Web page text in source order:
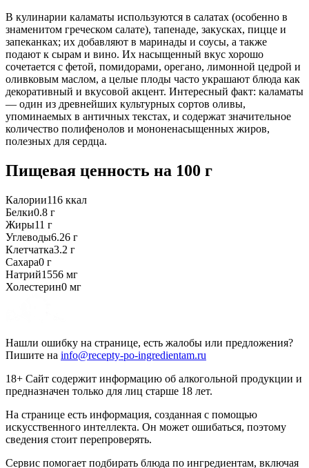
В кулинарии каламаты используются в салатах (особенно в
знаменитом греческом салате), тапенаде, закусках, пицце и
запеканках; их добавляют в маринады и соусы, а также
подают к сырам и вино. Их насыщенный вкус хорошо
сочетается с фетой, помидорами, орегано, лимонной цедрой и
оливковым маслом, а целые плоды часто украшают блюда как
декоративный и вкусовой акцент. Интересный факт: каламаты
— один из древнейших культурных сортов оливы,
упоминаемых в античных текстах, и содержат значительное
количество полифенолов и мононенасыщенных жиров,
полезных для сердца.
Пищевая ценность на 100 г
Калории116 ккал
Белки0.8 г
Жиры11 г
Углеводы6.26 г
Клетчатка3.2 г
Сахара0 г
Натрий1556 мг
Холестерин0 мг
Нашли ошибку на странице, есть жалобы или предложения?
Пишите на info@recepty-po-ingredientam.ru
18+ Сайт содержит информацию об алкогольной продукции и
предназначен только для лиц старше 18 лет.
На странице есть информация, созданная с помощью
искусственного интеллекта. Он может ошибаться, поэтому
сведения стоит перепроверять.
Сервис помогает подбирать блюда по ингредиентам, включая